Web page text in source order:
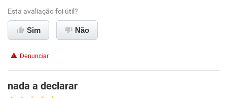
Ambiente de trabalho
Conciliação com a vida familiar
Recomenda esta empresa
Esta avaliação foi útil?
Sim Não
Denunciar
nada a declarar